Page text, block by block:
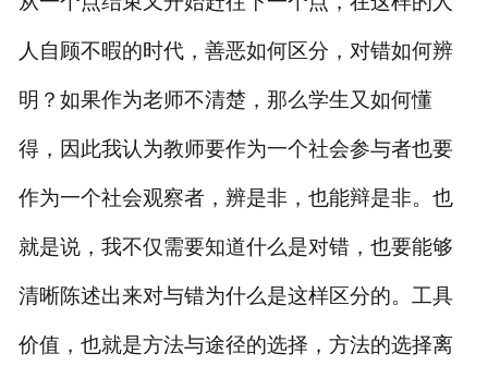
人自顾不暇的时代，善恶如何区分，对错如何辨
明？如果作为老师不清楚，那么学生又如何懂
得，因此我认为教师要作为一个社会参与者也要
作为一个社会观察者，辨是非，也能辩是非。也
就是说，我不仅需要知道什么是对错，也要能够
清晰陈述出来对与错为什么是这样区分的。工具
价值，也就是方法与途径的选择，方法的选择离